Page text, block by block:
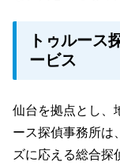
トゥルース
ービス
仙台を拠点とし、
ース探偵事務所は
ズに応える総合探